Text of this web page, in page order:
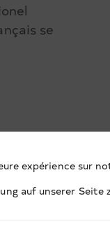
se
expérience sur
auf unserer Seite